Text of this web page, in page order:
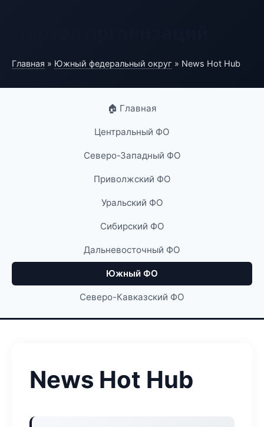
Главная » Южный федеральный округ » News Hot Hub
🏠 Главная
Центральный ФО
Северо-Западный ФО
Приволжский ФО
Уральский ФО
Сибирский ФО
Дальневосточный ФО
Южный ФО
Северо-Кавказский ФО
News Hot Hub